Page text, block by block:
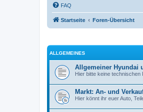
FAQ
Startseite Foren-Übersicht
ALLGEMEINES
Allgemeiner Hyundai
Hier bitte keine technischen
Markt: An- und
Hier könnt ihr euer Auto,